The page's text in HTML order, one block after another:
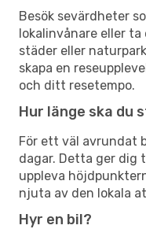
Besök sevärdheter
lokalinvånare eller
städer eller
skapa en
och ditt resetempo.
Hur länge ska du
För ett väl avrundat
dagar. Detta ger
uppleva
njuta av den lokala
Hyr en bil?